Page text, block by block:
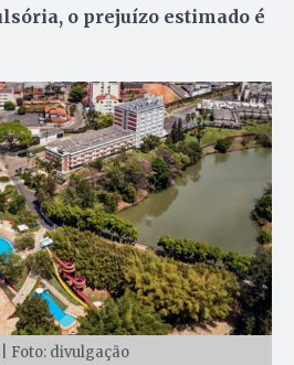
o prejuízo estimado é
| Foto: divulgação